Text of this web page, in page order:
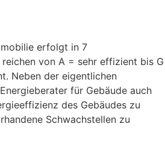
erfolgt in 7
von A = sehr effizient bis G
Neben der eigentlichen
für Gebäude auch
des Gebäudes zu
Schwachstellen zu